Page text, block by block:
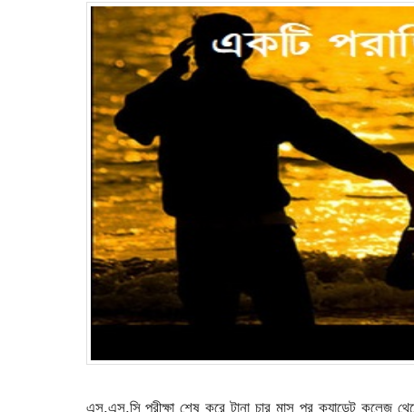
এস.এস.সি পরীক্ষা শেষ করে টানা চার মাস পর ক্যাডেট কলেজ